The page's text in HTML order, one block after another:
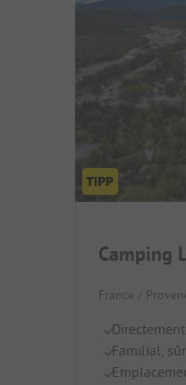
Camping
France /
Familial,